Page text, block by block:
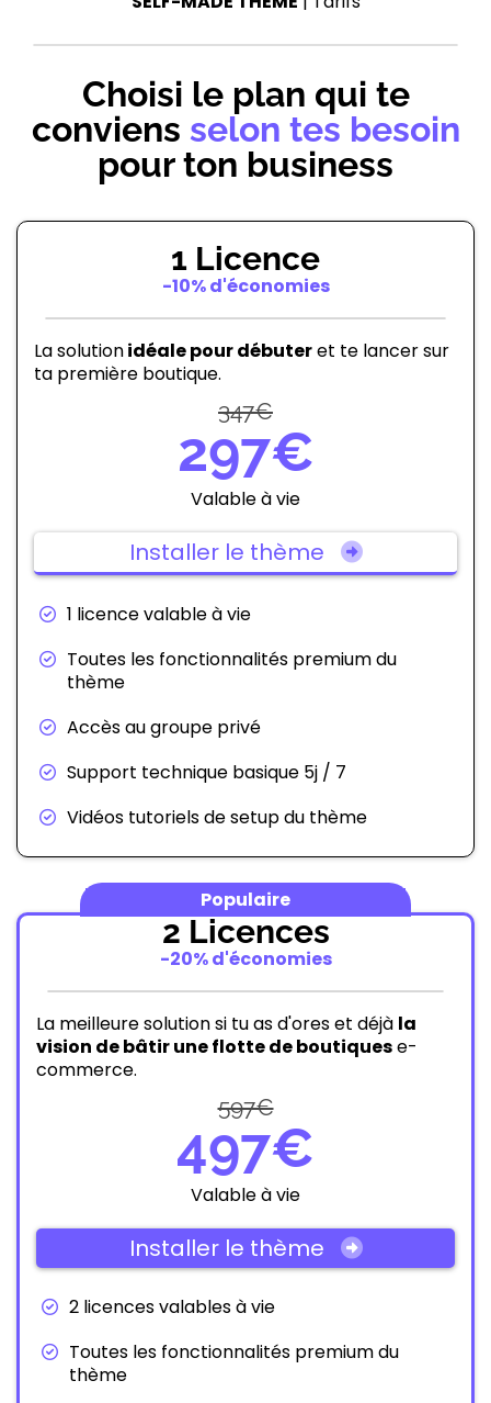
Choisi le plan qui te
conviens selon tes besoin
pour ton business
1 Licence
-10% d'économies
La solutionidéale pour débuteret te lancer sur
ta première boutique.
347€
297€
Valable à vie
Installer le thème
1 licence valable à vie
Toutes les fonctionnalités premium du
thème
Accès au groupe privé
Support technique basique 5j / 7
Vidéos tutoriels de setup du thème
Populaire
2 Licences
-20% d'économies
La meilleure solution si tu as d'ores et déjà la
vision de bâtir une flotte de boutiquese-
commerce.
597€
497€
Valable à vie
Installer le thème
2 licences valables à vie
Toutes les fonctionnalités premium du
thème